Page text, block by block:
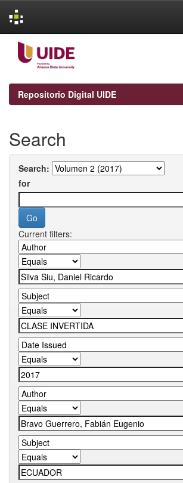
navigation
Repositorio Digital UIDE
Search
Search:
for
Current filters: